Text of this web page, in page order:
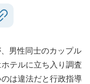
男性同士のカップル
テルに立ち入り調査
は違法だと行政指導